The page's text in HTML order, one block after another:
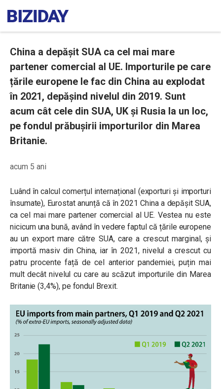
China a depășit SUA ca cel mai mare
partener comercial al UE. Importurile pe care
țările europene le fac din China au explodat
în 2021, depășind nivelul din 2019. Sunt
acum cât cele din SUA, UK și Rusia la un loc,
pe fondul prăbușirii importurilor din Marea
Britanie.
acum 5 ani
Luând în calcul comerțul internațional (exporturi și importuri
însumate), Eurostat anunță că în 2021 China a depășit SUA,
ca cel mai mare partener comercial al UE. Vestea nu este
nicicum una bună, având în vedere faptul că țările europene
au un export mare către SUA, care a crescut marginal, și
importă masiv din China, iar în 2021, nivelul a crescut cu
patru procente față de cel anterior pandemiei, puțin mai
mult decât nivelul cu care au scăzut importurile din Marea
Britanie (3,4%), pe fondul Brexit.